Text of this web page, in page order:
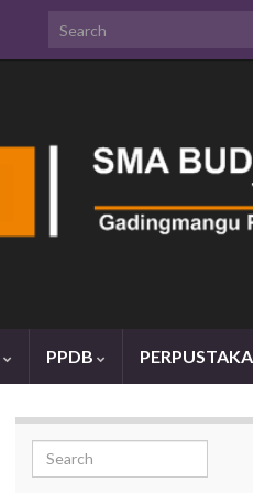
Search for:
PPDB
Search for: